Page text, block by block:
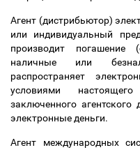
Агент (дистрибьютор)
или индивидуальный
производит погашение
наличные или
распространяет
условиями
заключенного
электронные деньги.
Агент международных